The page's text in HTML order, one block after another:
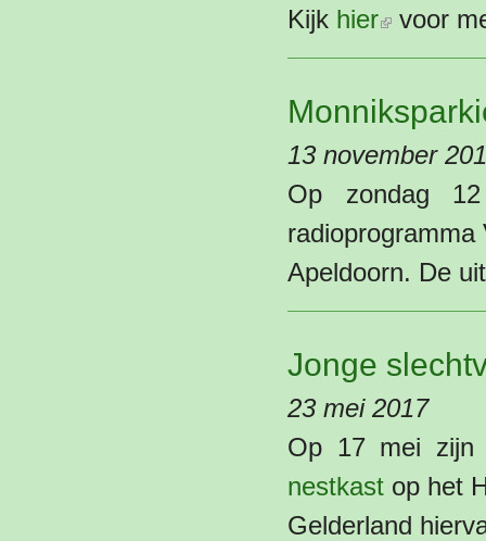
Kijk hier (externe link)
voor
13 november
Op zondag
Apeldoorn. De
Jonge
23 mei 2017
Op 17 mei zijn
nestkast op het
Gelderland